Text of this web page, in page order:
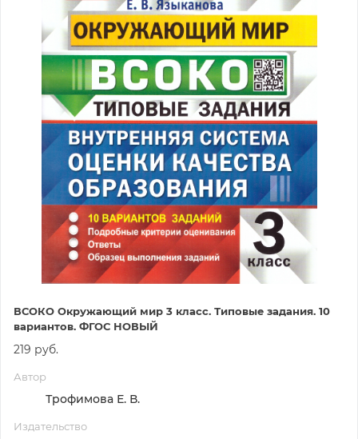
ВСОКО Окружающий мир 3 класс. Типовые задания. 10
вариантов. ФГОС НОВЫЙ
219 руб.
Автор
Трофимова Е. В.
Издательство